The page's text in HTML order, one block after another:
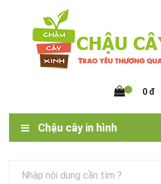
0 đ
Chậu cây in hình